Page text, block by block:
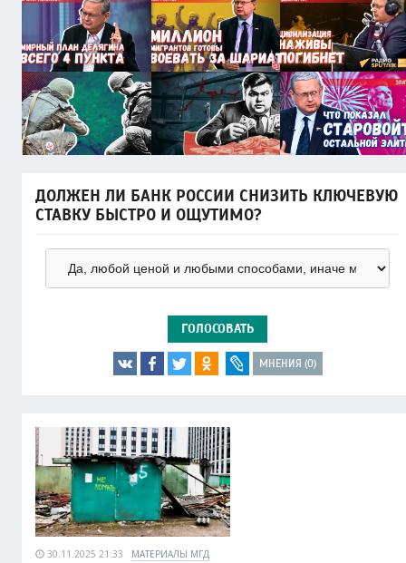
ДОЛЖЕН ЛИ БАНК РОССИИ СНИЗИТЬ КЛЮЧЕВУЮ
СТАВКУ БЫСТРО И ОЩУТИМО?
ГОЛОСОВАТЬ
МНЕНИЯ (0)
30.11.2025 21:33 МАТЕРИАЛЫ МГД